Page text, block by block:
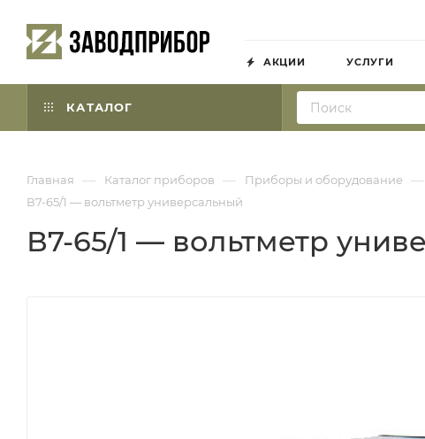
АКЦИИ УСЛУГИ
КАТАЛОГ
Главная — Каталог приборов — Приборы и оборудование —
В7-65/1 — вольтметр универсальный
В7-65/1 — вольтметр